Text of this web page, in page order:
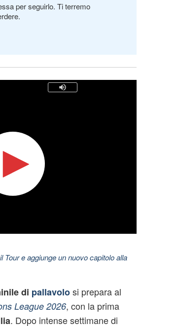
per seguirlo. Ti terremo
Tour e aggiunge un nuovo capitolo alla
di pallavolosi prepara al
League 2026, con la prima
. Dopo intense settimane di